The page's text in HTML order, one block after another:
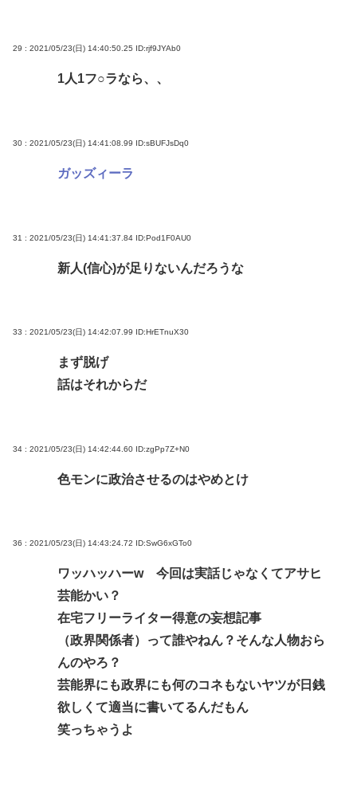
29 : 2021/05/23(日) 14:40:50.25 ID:rjf9JYAb0
1人1フ○ラなら、、
30 : 2021/05/23(日) 14:41:08.99 ID:sBUFJsDq0
ガッズィーラ
31 : 2021/05/23(日) 14:41:37.84 ID:Pod1F0AU0
新人(信心)が足りないんだろうな
33 : 2021/05/23(日) 14:42:07.99 ID:HrETnuX30
まず脱げ
話はそれからだ
34 : 2021/05/23(日) 14:42:44.60 ID:zgPp7Z+N0
色モンに政治させるのはやめとけ
36 : 2021/05/23(日) 14:43:24.72 ID:SwG6xGTo0
ワッハッハーw 今回は実話じゃなくてアサヒ
芸能かい？
在宅フリーライター得意の妄想記事
（政界関係者）って誰やねん？そんな人物おら
んのやろ？
芸能界にも政界にも何のコネもないヤツが日銭
欲しくて適当に書いてるんだもん
笑っちゃうよ